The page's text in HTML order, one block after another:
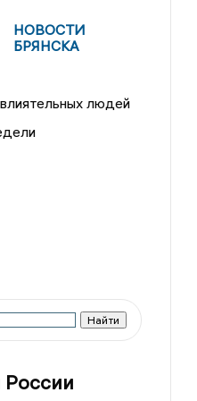
НОВОСТИ
БРЯНСКА
людей